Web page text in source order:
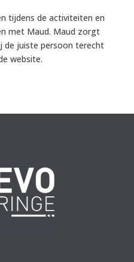
tijdens de activiteiten en
met Maud. Maud zorgt
de juiste persoon terecht
website.